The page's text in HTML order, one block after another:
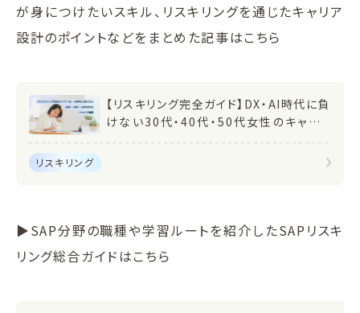
が身につけたいスキル、リスキリングを通じたキャリア
設計のポイントなどをまとめた記事はこちら
【リスキリング完全ガイド】DX・AI時代に負
けない30代・40代・50代女性のキャリア
戦略
リスキリング
▶SAP分野の職種や学習ルートを紹介したSAPリスキ
リング総合ガイドはこちら